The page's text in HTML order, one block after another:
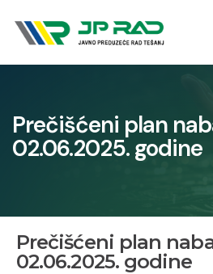
Prečišćeni plan
02.06.2025. godine
Prečišćeni plan
02.06.2025. godine